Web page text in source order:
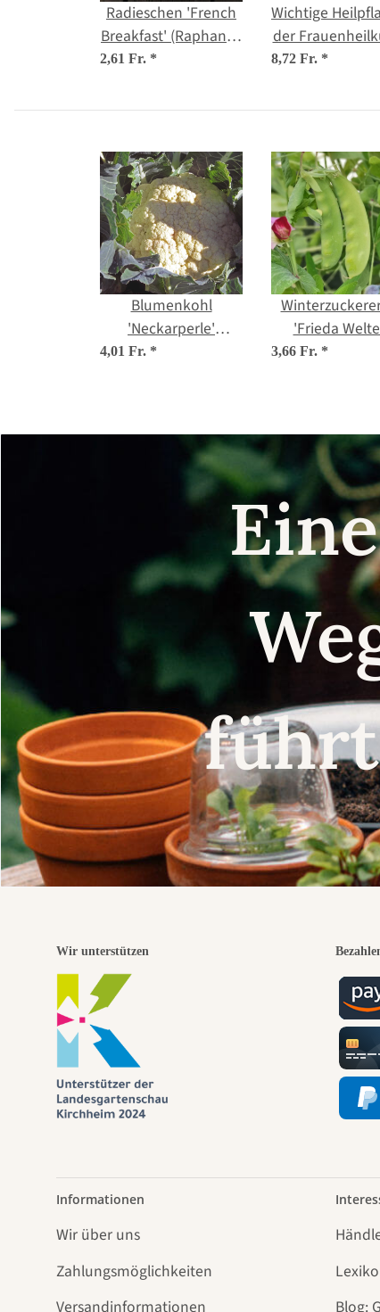
Radieschen 'French
Breakfast' (Raphanus
sativus) Bio Saatgut
2,61 Fr. *
Wichtige
der
- Samenset
8,72 Fr. *
Blumenkohl
'Neckarperle'
(Brassica oleracea
4,01 Fr. *
'Frieda
(Pisum sativum)
3,66 Fr. *
Wir unterstützen
Informationen
Wir über uns
Zahlungsmöglichkeiten
Versandinformationen
Blog: